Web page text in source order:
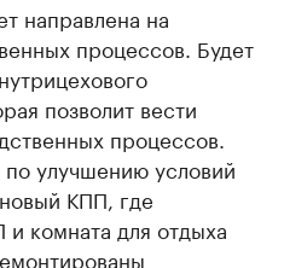
направлена на
процессов. Будет
позволит вести
процессов.
улучшению условий
КПП, где
комната для отдыха